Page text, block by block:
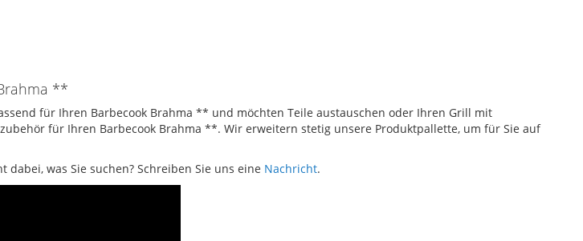
**
für Ihren Barbecook Brahma ** und möchten Teile austauschen oder Ihren Grill mit
für Ihren Barbecook Brahma **. Wir erweitern stetig unsere Produktpallette, um für Sie auf
was Sie suchen? Schreiben Sie uns eine Nachricht.